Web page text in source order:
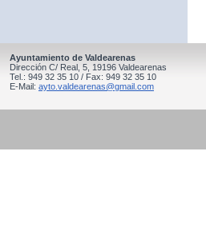
Ayuntamiento de Valdearenas
Dirección C/ Real, 5, 19196 Valdearenas
Tel.: 949 32 35 10 / Fax: 949 32 35 10
E-Mail: ayto.valdearenas@gmail.com